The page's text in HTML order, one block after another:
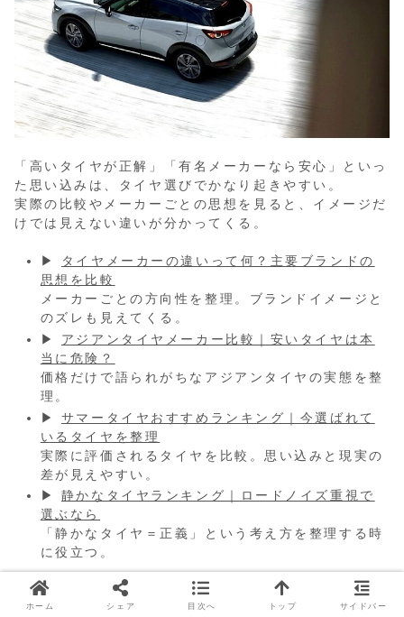
「高いタイヤが正解」「有名メーカーなら安心」といっ
た思い込みは、タイヤ選びでかなり起きやすい。
実際の比較やメーカーごとの思想を見ると、イメージだ
けでは見えない違いが分かってくる。
▶
タイヤメーカーの違いって何？主要ブランドの
思想を比較
メーカーごとの方向性を整理。ブランドイメージと
のズレも見えてくる。
▶ アジアンタイヤメーカー比較｜安いタイヤは本
当に危険？
価格だけで語られがちなアジアンタイヤの実態を整
理。
▶ サマータイヤおすすめランキング｜今選ばれて
いるタイヤを整理
実際に評価されるタイヤを比較。思い込みと現実の
差が見えやすい。
▶ 静かなタイヤランキング｜ロードノイズ重視で
選ぶなら
「静かなタイヤ＝正義」という考え方を整理する時
に役立つ。
こうした記事も合わせて読むと、「正解を探す」のでは
なく、「自分に合うタイヤを選ぶ」という考え方がかな
ホーム シェア 目次へ トップ サイドバー